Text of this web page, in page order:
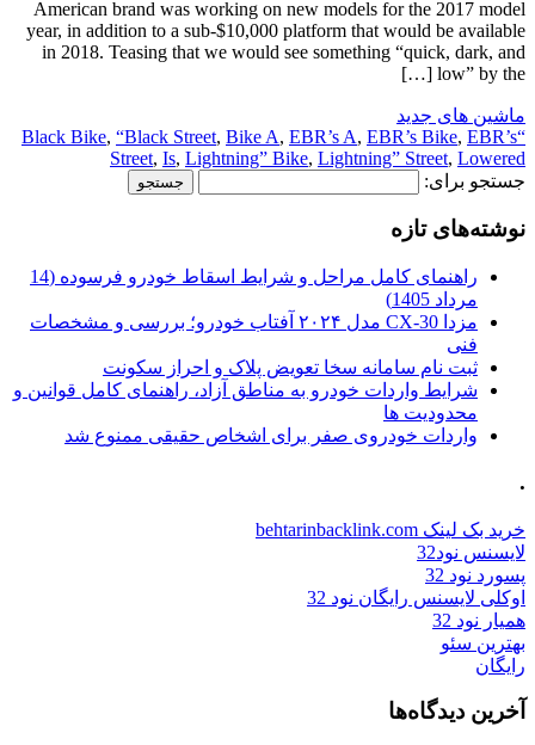
American brand was working on new models for the 2017 model
year, in addition to a sub-$10,000 platform that would be available
in 2018. Teasing that we would see something “quick, dark, and
low” by the […]
ماشین های جدید
“Black Bike
, “Black Street, Bike A, EBR’s A, EBR’s Bike, EBR’s
Street, Is, Lightning” Bike, Lightning” Street, Lowered
جستجو برای:
نوشته‌های تازه
راهنمای کامل مراحل و شرایط اسقاط خودرو فرسوده (14
مرداد 1405)
مزدا CX-30 مدل ۲۰۲۴ آفتاب خودرو؛ بررسی و مشخصات
فنی
ثبت نام سامانه سخا تعویض پلاک و احراز سکونت
شرایط واردات خودرو به مناطق آزاد، راهنمای کامل قوانین و
محدودیت ها
واردات خودروی صفر برای اشخاص حقیقی ممنوع شد
.
خرید بک لینک behtarinbacklink.com
لایسنس نود32
پسورد نود 32
اوکلی لایسنس رایگان نود 32
همیار نود 32
بهترین سئو
رایگان
آخرین دیدگاه‌ها